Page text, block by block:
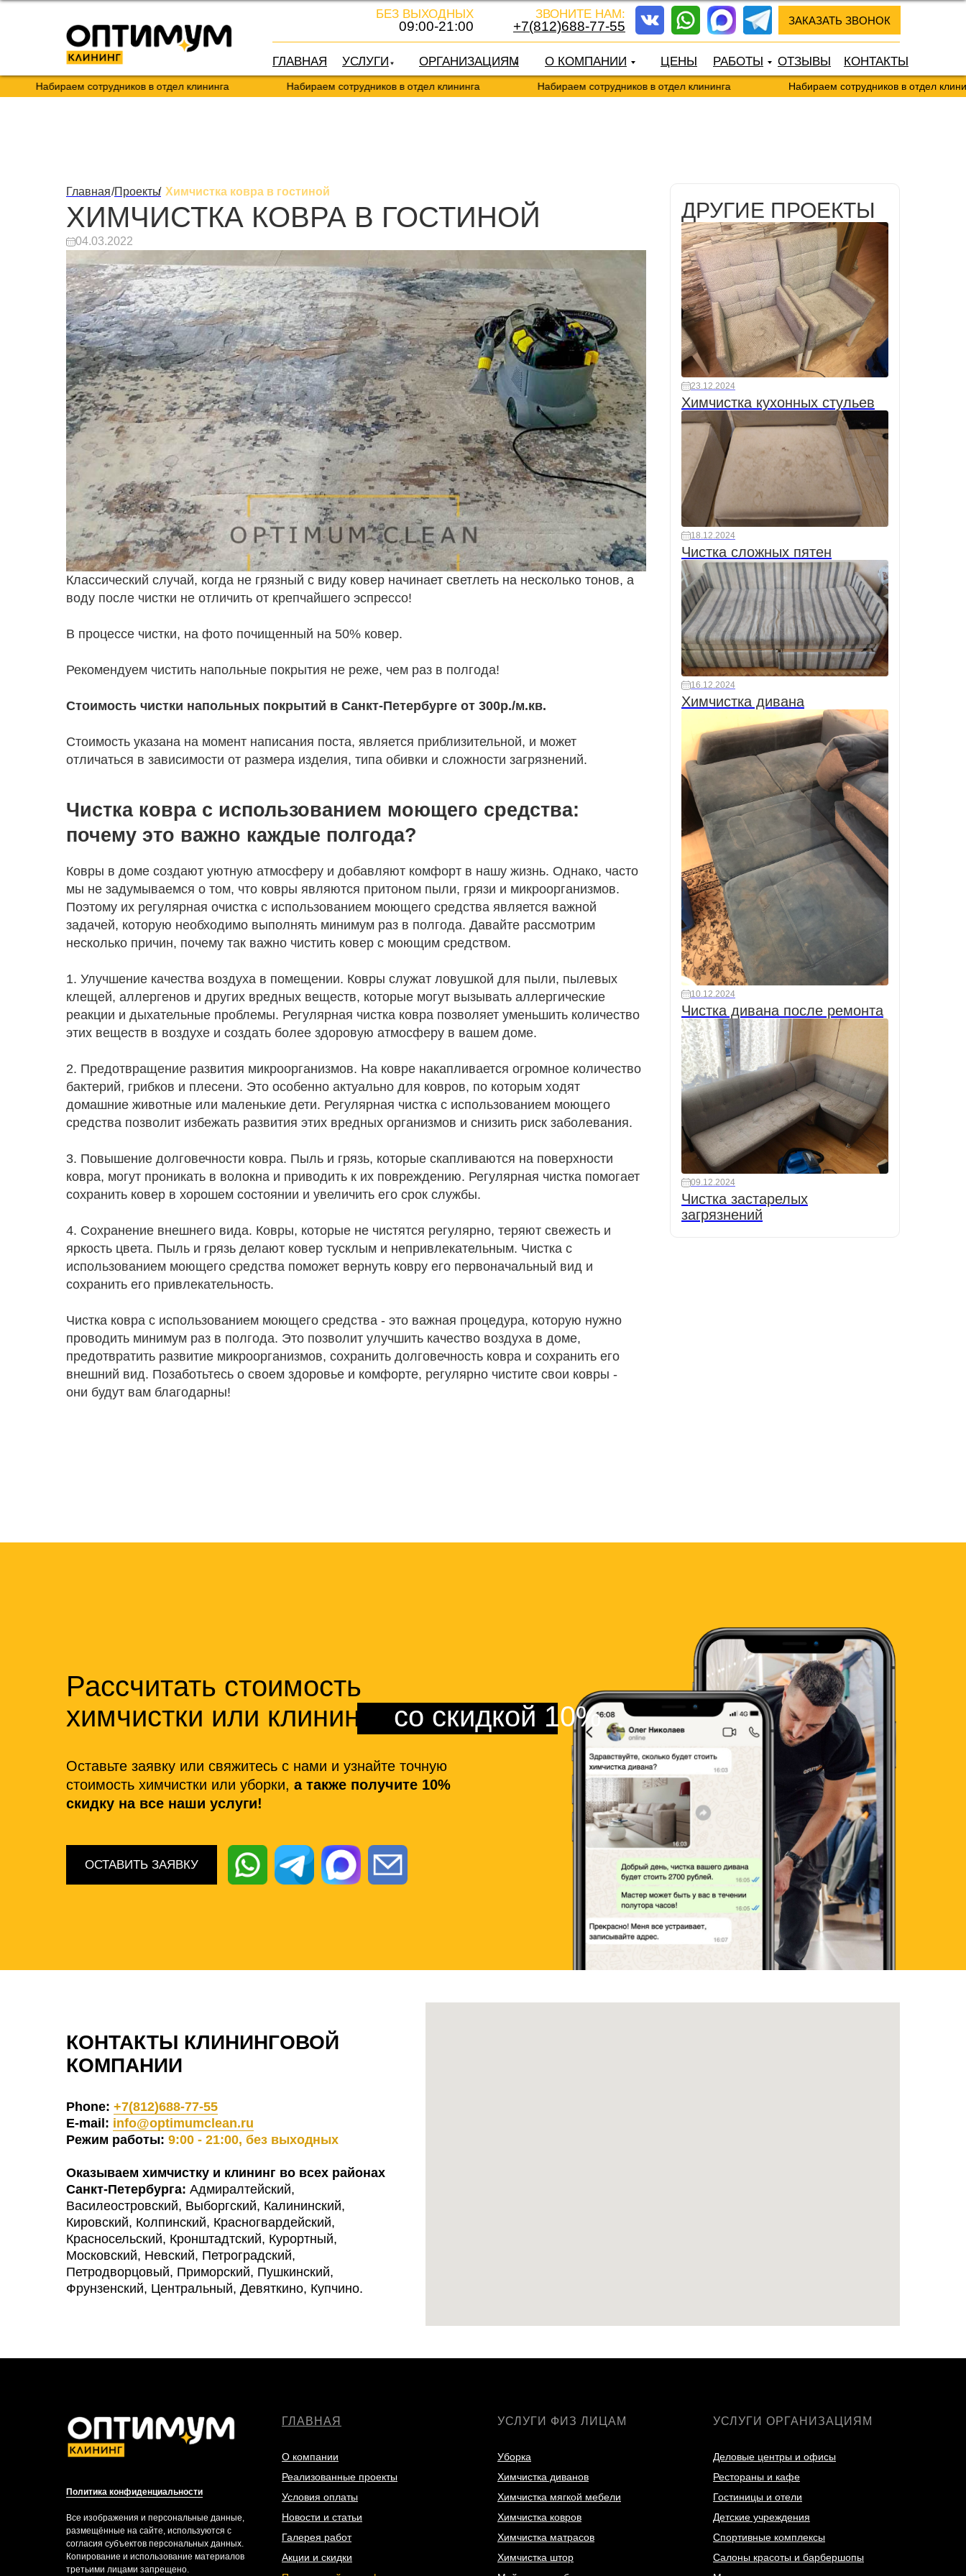
УСЛУГИ
ЗАКАЗАТЬ ЗВОНОК
ГЛАВНАЯ ОРГАНИЗАЦИЯМ ЦЕНЫ РАБОТЫ КОНТАКТЫ
О КОМПАНИИ ОТЗЫВЫ
ЗВОНИТЕ НАМ:
+7(812)688-77-55
БЕЗ ВЫХОДНЫХ
09:00-21:00
Набираем сотрудников в отдел клининга Набираем сотрудников в отдел клининга Набираем сотрудников в отдел клининга Набираем сотрудников в отдел клининга
Главная/Проекты/ Химчистка ковра в гостиной
ХИМЧИСТКА КОВРА В ГОСТИНОЙ
04.03.2022
Классический случай, когда не грязный с виду ковер начинает светлеть на несколько тонов, а
воду после чистки не отличить от крепчайшего эспрессо!
В процессе чистки, на фото почищенный на 50% ковер.
Рекомендуем чистить напольные покрытия не реже, чем раз в полгода!
Стоимость чистки напольных покрытий в Санкт-Петербурге от 300р./м.кв.
Стоимость указана на момент написания поста, является приблизительной, и может
отличаться в зависимости от размера изделия, типа обивки и сложности загрязнений.
Чистка ковра с использованием моющего средства:
почему это важно каждые полгода?
Ковры в доме создают уютную атмосферу и добавляют комфорт в нашу жизнь. Однако, часто
мы не задумываемся о том, что ковры являются притоном пыли, грязи и микроорганизмов.
Поэтому их регулярная очистка с использованием моющего средства является важной
задачей, которую необходимо выполнять минимум раз в полгода. Давайте рассмотрим
несколько причин, почему так важно чистить ковер с моющим средством.
1. Улучшение качества воздуха в помещении. Ковры служат ловушкой для пыли, пылевых
клещей, аллергенов и других вредных веществ, которые могут вызывать аллергические
реакции и дыхательные проблемы. Регулярная чистка ковра позволяет уменьшить количество
этих веществ в воздухе и создать более здоровую атмосферу в вашем доме.
2. Предотвращение развития микроорганизмов. На ковре накапливается огромное количество
бактерий, грибков и плесени. Это особенно актуально для ковров, по которым ходят
домашние животные или маленькие дети. Регулярная чистка с использованием моющего
средства позволит избежать развития этих вредных организмов и снизить риск заболевания.
3. Повышение долговечности ковра. Пыль и грязь, которые скапливаются на поверхности
ковра, могут проникать в волокна и приводить к их повреждению. Регулярная чистка помогает
сохранить ковер в хорошем состоянии и увеличить его срок службы.
4. Сохранение внешнего вида. Ковры, которые не чистятся регулярно, теряют свежесть и
яркость цвета. Пыль и грязь делают ковер тусклым и непривлекательным. Чистка с
использованием моющего средства поможет вернуть ковру его первоначальный вид и
сохранить его привлекательность.
Чистка ковра с использованием моющего средства - это важная процедура, которую нужно
проводить минимум раз в полгода. Это позволит улучшить качество воздуха в доме,
предотвратить развитие микроорганизмов, сохранить долговечность ковра и сохранить его
внешний вид. Позаботьтесь о своем здоровье и комфорте, регулярно чистите свои ковры -
они будут вам благодарны!
ДРУГИЕ ПРОЕКТЫ
23.12.2024
Химчистка кухонных стульев
18.12.2024
Чистка сложных пятен
16.12.2024
Химчистка дивана
10.12.2024
Чистка дивана после ремонта
09.12.2024
Чистка застарелых
загрязнений
Оставьте заявку или свяжитесь с нами и узнайте точную
стоимость химчистки или уборки, а также получите 10%
скидку на все наши услуги!
Рассчитать стоимость
химчистки или клининга со скидкой 10%
ОСТАВИТЬ ЗАЯВКУ
КОНТАКТЫ КЛИНИНГОВОЙ
КОМПАНИИ
Phone: +7(812)688-77-55
E-mail: info@optimumclean.ru
Режим работы: 9:00 - 21:00, без выходных
Оказываем химчистку и клининг во всех районах
Санкт-Петербурга: Адмиралтейский,
Василеостровский, Выборгский, Калининский,
Кировский, Колпинский, Красногвардейский,
Красносельский, Кронштадтский, Курортный,
Московский, Невский, Петроградский,
Петродворцовый, Приморский, Пушкинский,
Фрунзенский, Центральный, Девяткино, Купчино.
ГЛАВНАЯ
О компании
Реализованные проекты
Условия оплаты
Новости и статьи
Галерея работ
Акции и скидки
УСЛУГИ ФИЗ ЛИЦАМ
Уборка
Химчистка диванов
Химчистка мягкой мебели
Химчистка ковров
Химчистка матрасов
Химчистка штор
УСЛУГИ ОРГАНИЗАЦИЯМ
Деловые центры и офисы
Рестораны и кафе
Гостиницы и отели
Детские учреждения
Спортивные комплексы
Салоны красоты и барбершопы
Политика конфиденциальности
Все изображения и персональные данные,
размещённые на сайте, используются с
согласия субъектов персональных данных.
Копирование и использование материалов
третьими лицами запрещено.